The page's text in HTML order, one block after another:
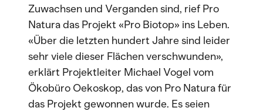
Zuwachsen und Verganden sind, rief Pro
Natura das Projekt «Pro Biotop» ins Leben.
«Über die letzten hundert Jahre sind leider
sehr viele dieser Flächen verschwunden»,
erklärt Projektleiter Michael Vogel vom
Ökobüro Oekoskop, das von Pro Natura für
das Projekt gewonnen wurde. Es seien